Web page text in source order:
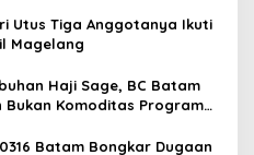
Utus Tiga Anggotanya Ikuti
Magelang
Haji Sage, BC Batam
Bukan Komoditas Program
Batam Bongkar Dugaan